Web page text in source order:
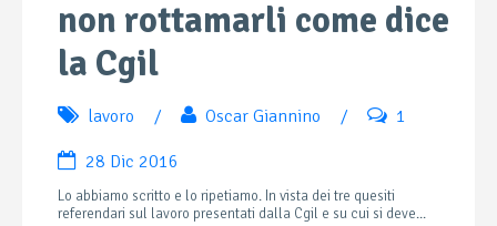
non rottamarli come dice
la Cgil
lavoro / Oscar Giannino / 1
28 Dic 2016
Lo abbiamo scritto e lo ripetiamo. In vista dei tre quesiti
referendari sul lavoro presentati dalla Cgil e su cui si deve...